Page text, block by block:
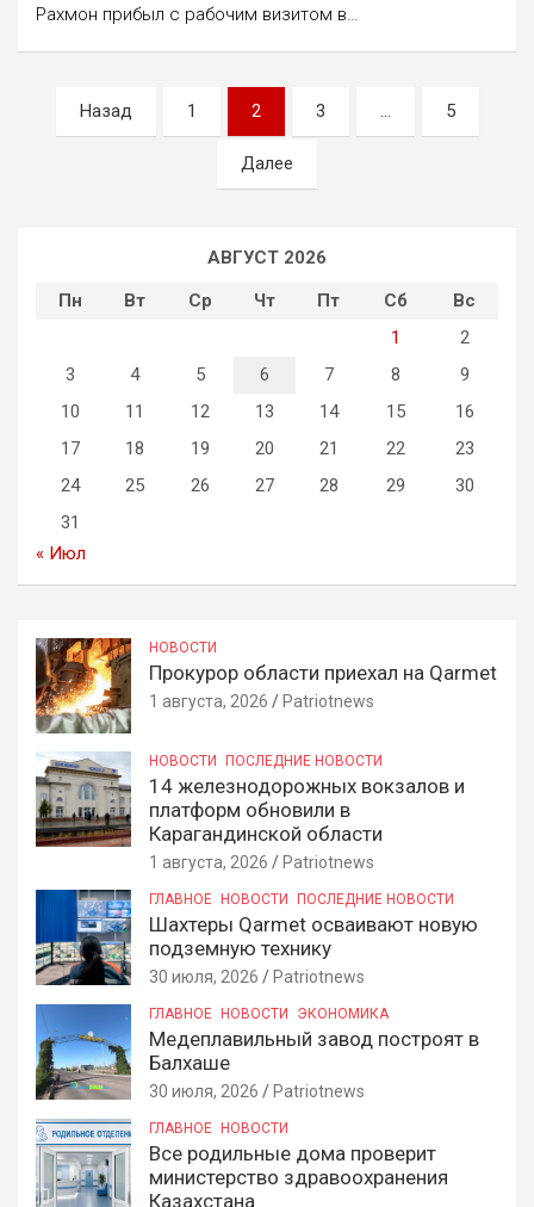
Рахмон прибыл с рабочим визитом в…
Пагинация
записей
Назад 1 2 3 … 5
Далее
АВГУСТ 2026
Пн
Вт Ср Чт Пт Сб
Вс
1
2
3
4 5 6 7 8
9
10
11 12 13 14 15
16
17
18 19 20 21 22
23
24
25 26 27 28 29
30
31
« Июл
НОВОСТИ
Прокурор области приехал на Qarmet
1 августа, 2026 Patriotnews
НОВОСТИ ПОСЛЕДНИЕ НОВОСТИ
14 железнодорожных вокзалов и
платформ обновили в
Карагандинской области
1 августа, 2026 Patriotnews
ГЛАВНОЕ НОВОСТИ ПОСЛЕДНИЕ НОВОСТИ
Шахтеры Qarmet осваивают новую
подземную технику
30 июля, 2026 Patriotnews
ГЛАВНОЕ НОВОСТИ ЭКОНОМИКА
Медеплавильный завод построят в
Балхаше
30 июля, 2026 Patriotnews
ГЛАВНОЕ НОВОСТИ
Все родильные дома проверит
министерство здравоохранения
Казахстана